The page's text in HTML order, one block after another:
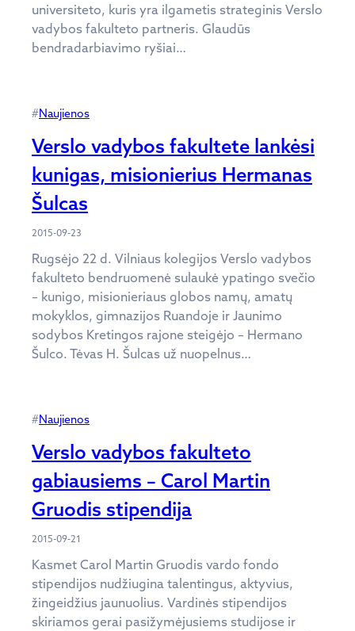
universiteto, kuris yra ilgametis strateginis Verslo
vadybos fakulteto partneris. Glaudūs
bendradarbiavimo ryšiai…
#Naujienos
Verslo vadybos fakultete lankėsi
kunigas, misionierius Hermanas
Šulcas
2015-09-23
Rugsėjo 22 d. Vilniaus kolegijos Verslo vadybos
fakulteto bendruomenė sulaukė ypatingo svečio
– kunigo, misionieriaus globos namų, amatų
mokyklos, gimnazijos Ruandoje ir Jaunimo
sodybos Kretingos rajone steigėjo – Hermano
Šulco. Tėvas H. Šulcas už nuopelnus…
#Naujienos
Verslo vadybos fakulteto
gabiausiems – Carol Martin
Gruodis stipendija
2015-09-21
Kasmet Carol Martin Gruodis vardo fondo
stipendijos nudžiugina talentingus, aktyvius,
žingeidžius jaunuolius. Vardinės stipendijos
skiriamos gerai pasižymėjusiems studijose ir